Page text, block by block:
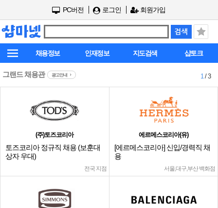
PC버전 로그인 회원가입
채용정보 인재정보 지도검색 샵토크
그랜드 채용관 광고안내 1/ 3
(주)토즈코리아
토즈코리아 정규직 채용 (보훈대
상자 우대)
전국 지점
에르메스코리아(유)
[에르메스코리아] 신입/경력직 채
용
서울,대구,부산 백화점